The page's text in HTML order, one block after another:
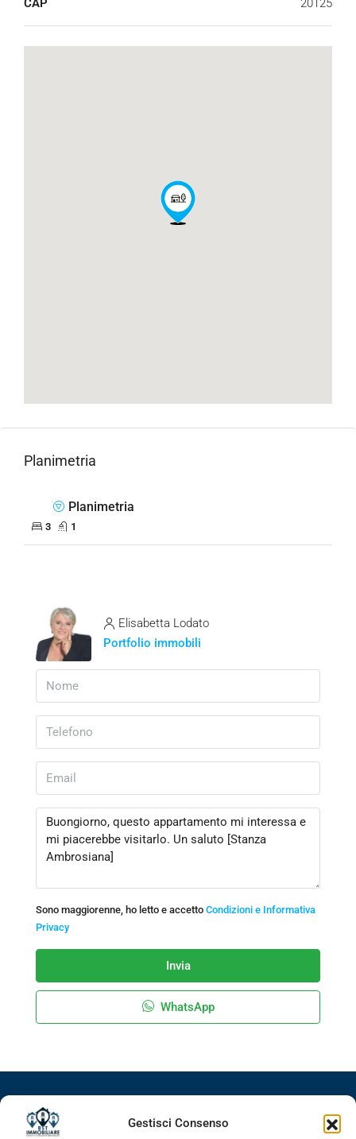
Gestisci Consenso
CAP 20125
Planimetria
Planimetria
3 1
Elisabetta Lodato
Portfolio immobili
Sono maggiorenne, ho letto e accetto Condizioni e Informativa
Privacy
Invia
WhatsApp